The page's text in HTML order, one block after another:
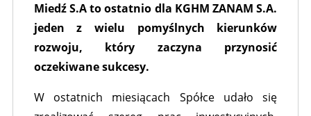
Miedź S.A to ostatnio dla KGHM ZANAM S.A.
jeden z wielu pomyślnych kierunków
rozwoju, który zaczyna przynosić
oczekiwane sukcesy.
W ostatnich miesiącach Spółce udało się